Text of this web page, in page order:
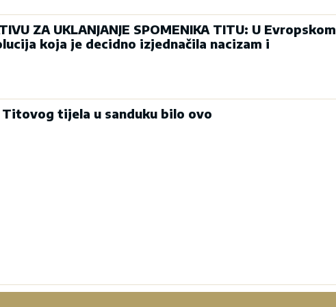
ZA UKLANJANJE SPOMENIKA TITU: U Evropskom
koja je decidno izjednačila nacizam i
tijela u sanduku bilo ovo